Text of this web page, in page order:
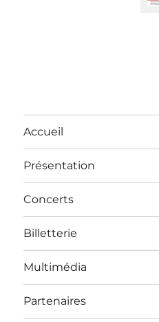
Accueil
Présentation
Concerts
Billetterie
Multimédia
Partenaires